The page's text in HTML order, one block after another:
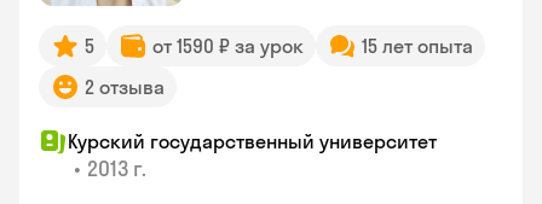
5 от 1590 ₽ за урок
15 лет опыта
2 отзыва
Курский государственный университет
• 2013 г.